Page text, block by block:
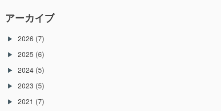
ー
アーカイブ
2026 (7)
2025 (6)
2024 (5)
2023 (5)
2021 (7)